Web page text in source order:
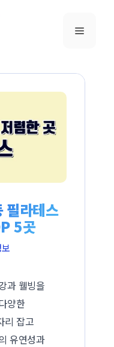
메뉴
필라테스
5곳
과 웰빙을
양한
리 잡고
유연성과